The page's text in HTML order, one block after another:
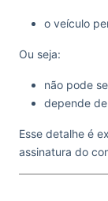
o veículo
Ou seja:
não pode
depende
Esse detalhe é
assinatura do